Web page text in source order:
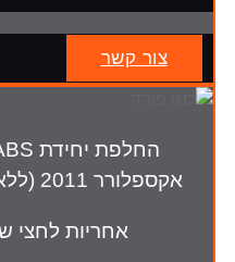
צור קשר
אקספלורר 2011 (ללא התקנה)
אחריות לחצי